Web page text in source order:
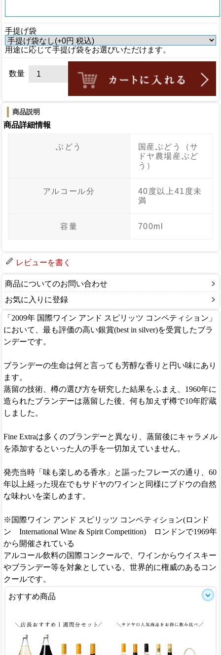
手提げ袋
用途に応じて手提げ袋をお選びいただけます。
数量
商品説明
商品詳細情報
ぶどう
国産ぶどう（サ
ドヤ農場産ぶど
う）
アルコール分
40度以上41度未
満
容量 700ml
レビューを書く
商品についてのお問い合わせ
お気に入りに登録
「2009年 国際ワイン アンド スピリッツ コンペティション」
において、最も評価の高い銀賞(best in silver)を受賞したブラ
ンデーです。
ブランデーの生命は何と言っても芳醇な香りと円い味にあり
ます。
蒸留の技術、樽の選び方を研究した結果をふまえ、1960年に
造られたブランデーは蒸留した後、何も加えず樽で10年貯蔵
しました。
Fine Extraは多くのブランデーと異なり、蒸留後にキャラメル
を添加するといった人の手を一切加えていません。
発売当時「味も楽しめる香水」と謳ったフレーズの通り、60
年以上経った現在でもサドヤのワインと同様にブドウの自然
な味わいを楽しめます。
※国際ワイン アンド スピリッツ コンペティション(ロンド
ン International Wine & Spirit Competition) ロンドンで1969年
から開催されている
アルコール飲料の国際コンクールで、ワインからウイスキー
やブランデー等を対象としている、世界的に権威のあるコン
クールです。
おすすめ商品